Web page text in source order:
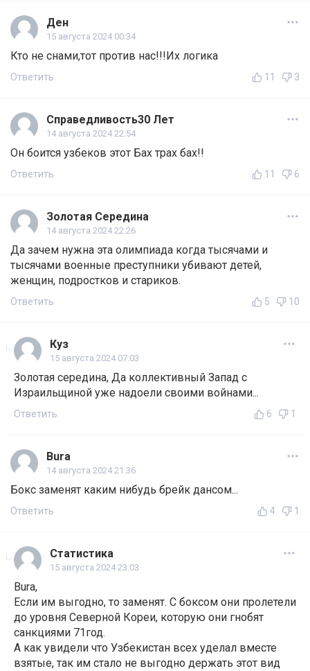
Ден
15 августа 2024 00:34
Кто не снами,тот против нас!!!Их логика
Ответить 11 3
Справедливость30 Лет
14 августа 2024 22:54
Он боится узбеков этот Бах трах бах!!
Ответить 11 6
Золотая Середина
14 августа 2024 22:26
Да зачем нужна эта олимпиада когда тысячами и
тысячами военные преступники убивают детей,
женщин, подростков и стариков.
Ответить 5 10
Куз
15 августа 2024 07:03
Золотая середина, Да коллективный Запад с
Израильщиной уже надоели своими войнами...
Ответить 6 1
Bura
14 августа 2024 21:36
Бокс заменят каким нибудь брейк дансом...
Ответить 4 1
Статистика
15 августа 2024 23:03
Bura,
Если им выгодно, то заменят. С боксом они пролетели
до уровня Северной Кореи, которую они гнобят
санкциями 71год.
А как увидели что Узбекистан всех уделал вместе
взятые, так им стало не выгодно держать этот вид